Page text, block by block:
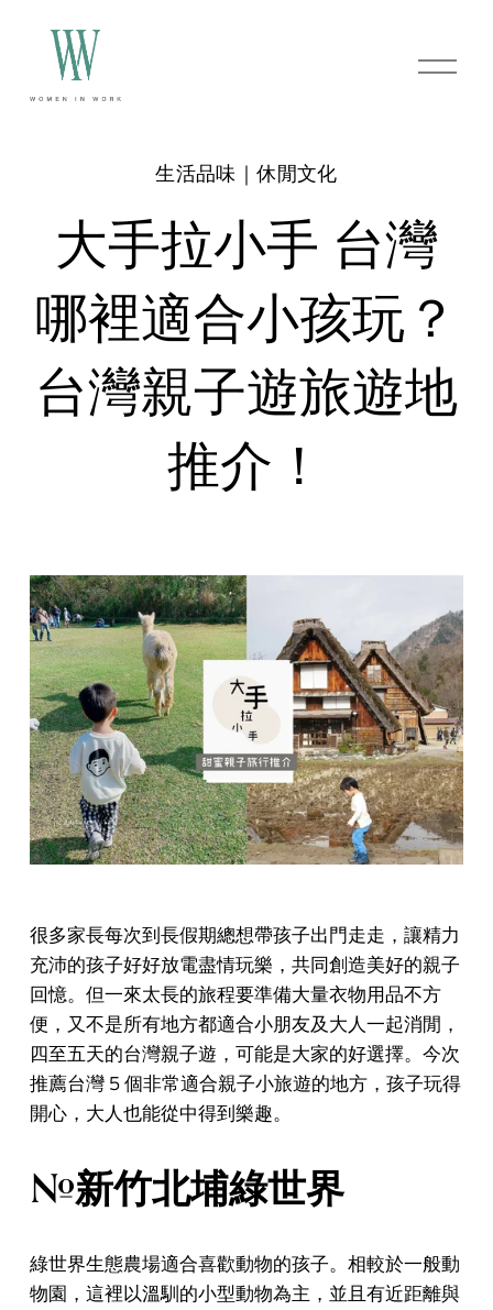
O
p
大手拉小手 台灣
哪裡適合小孩玩？
台灣親子遊旅遊地
推介！
生活品味｜休閒文化
很多家長每次到長假期總想帶孩子出門走走，讓精力
充沛的孩子好好放電盡情玩樂，共同創造美好的親子
回憶。但一來太長的旅程要準備大量衣物用品不方
便，又不是所有地方都適合小朋友及大人一起消閒，
四至五天的台灣親子遊，可能是大家的好選擇。今次
推薦台灣 5 個非常適合親子小旅遊的地方，孩子玩得
開心，大人也能從中得到樂趣。
#新竹北埔綠世界
綠世界生態農場適合喜歡動物的孩子。相較於一般動
物園，這裡以溫馴的小型動物為主，並且有近距離與